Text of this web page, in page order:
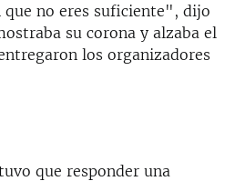
que no eres suficiente", dijo
su corona y alzaba el
los organizadores
que responder una